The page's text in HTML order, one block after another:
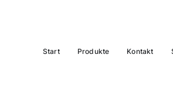
Start Produkte Kontakt